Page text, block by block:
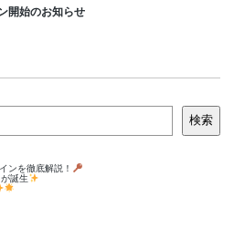
開始のお知らせ
検索
ンを徹底解説！
誕生